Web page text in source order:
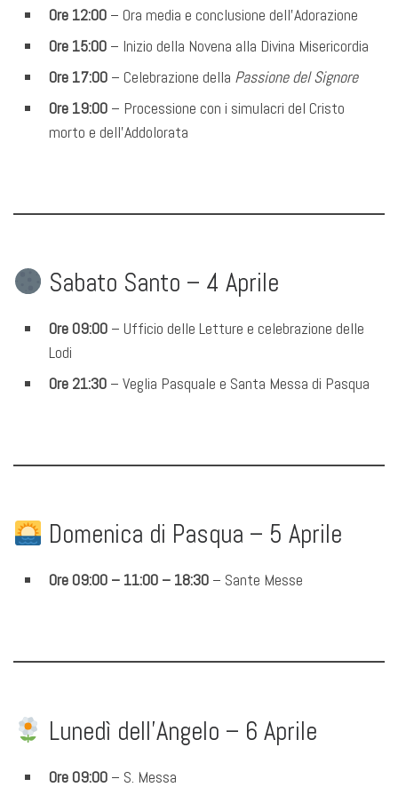
Ore 12:00 – Ora media e conclusione dell’Adorazione
Ore 15:00 – Inizio della Novena alla Divina Misericordia
Ore 17:00 – Celebrazione della Passione del Signore
Ore 19:00 – Processione con i simulacri del Cristo
morto e dell’Addolorata
Sabato Santo – 4 Aprile
Ore 09:00 – Ufficio delle Letture e celebrazione delle
Lodi
Ore 21:30 – Veglia Pasquale e Santa Messa di Pasqua
Domenica di Pasqua – 5 Aprile
Ore 09:00 – 11:00 – 18:30 – Sante Messe
Lunedì dell’Angelo – 6 Aprile
Ore 09:00 – S. Messa